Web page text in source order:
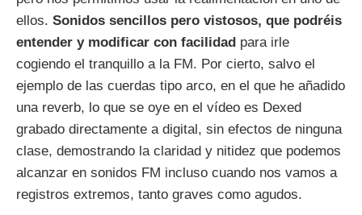
ellos. Sonidos sencillos pero vistosos, que podréis
entender y modificar con facilidad para irle
cogiendo el tranquillo a la FM. Por cierto, salvo el
ejemplo de las cuerdas tipo arco, en el que he añadido
una reverb, lo que se oye en el vídeo es Dexed
grabado directamente a digital, sin efectos de ninguna
clase, demostrando la claridad y nitidez que podemos
alcanzar en sonidos FM incluso cuando nos vamos a
registros extremos, tanto graves como agudos.